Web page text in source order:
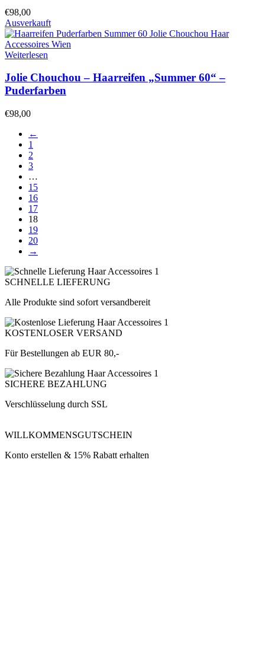
€98,00
Ausverkauft
Weiterlesen
Jolie Chouchou – Haarreifen „Summer 60“ –
Puderfarben
€98,00
←
1
2
3
…
15
16
17
18
19
20
→
SCHNELLE LIEFERUNG
Alle Produkte sind sofort versandbereit
KOSTENLOSER VERSAND
Für Bestellungen ab EUR 80,-
SICHERE BEZAHLUNG
Verschlüsselung durch SSL
WILLKOMMENSGUTSCHEIN
Konto erstellen & 15% Rabatt erhalten